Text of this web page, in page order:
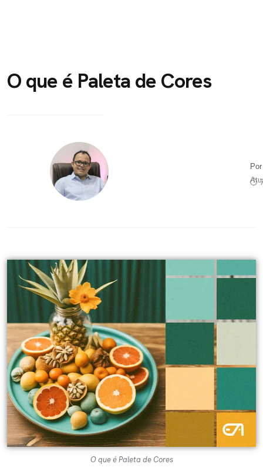
O que é Paleta de Cores
⏱
O que é Paleta de Cores